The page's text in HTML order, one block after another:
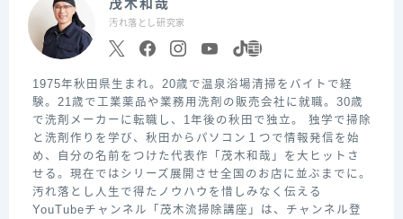
汚れ落とし研究家
1975年秋田県生まれ。20歳で温泉浴場清掃をバイトで経
験。21歳で工業薬品や業務用洗剤の販売会社に就職。30歳
で洗剤メーカーに転職し、1年後の秋田で独立。 独学で掃除
と洗剤作りを学び、秋田からパソコン１つで情報発信を始
め、自分の名前をつけた代表作「茂木和哉」を大ヒットさ
せる。現在ではシリーズ展開させ全国のお店に並ぶまでに。
汚れ落とし人生で得たノウハウを惜しみなく伝える
YouTubeチャンネル「茂木流掃除講座」は、チャンネル登